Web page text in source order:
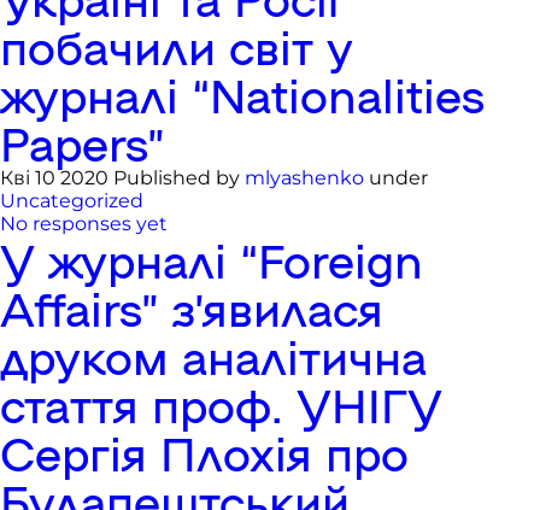
побачили світ у
журналі “Nationalities
Papers”
Кві 10 2020 Published by mlyashenko under
Uncategorized
No responses yet
У журналі “Foreign
Affairs” з’явилася
друком аналітична
стаття проф. УНІГУ
Сергія Плохія про